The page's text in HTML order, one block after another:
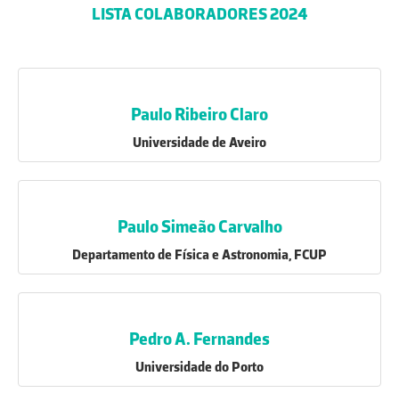
LISTA COLABORADORES 2024
Paulo Ribeiro Claro
Universidade de Aveiro
Paulo Simeão Carvalho
Departamento de Física e Astronomia, FCUP
Pedro A. Fernandes
Universidade do Porto